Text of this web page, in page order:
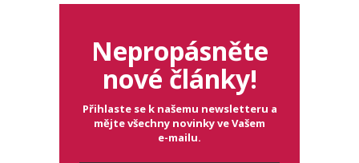
Nepropásněte
nové články!
Přihlaste se k našemu newsletteru a
mějte všechny novinky ve Vašem
e-mailu.